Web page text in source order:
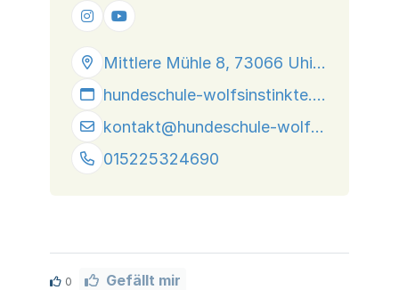
Mittlere Mühle 8, 73066 Uhingen
hundeschule-wolfsinstinkte.de
kontakt@hundeschule-wolfsinstinkte.de
015225324690
0 Gefällt mir